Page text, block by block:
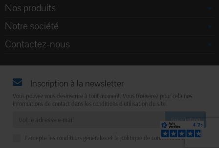
Nos produits
Notre société
Contactez-nous
Inscription à la newsletter
Vous pouvez vous désinscrire à tout moment. Vous trouverez pour cela nos
informations de contact dans les conditions d'utilisation du site.
J'accepte les conditions générales et la politique de confidentialité